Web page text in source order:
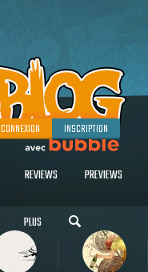
CONNEXION INSCRIPTION
REVIEWS PREVIEWS
PLUS